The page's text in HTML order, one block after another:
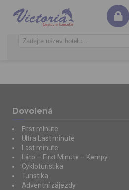
Dovolená
First minute
Ultra Last minute
Last minute
Léto – First Minute – Kempy
Cykloturistika
Turistika
Adventní zájezdy